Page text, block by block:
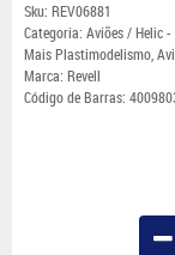
Sku: REV06881
Categoria: Aviões / Helic
Mais Plastimodelismo,
Marca: Revell
Código de Barras: